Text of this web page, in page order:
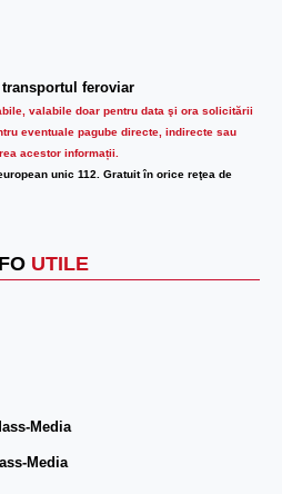
feroviar
valabile doar pentru data şi ora solicitării
eventuale pagube directe, indirecte sau
acestor informații.
unic 112. Gratuit în orice reţea de
UTILE
Media
Media